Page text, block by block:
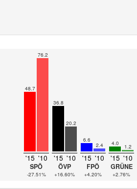
48.7
76.2
'15 '10
SPÖ
-27.51%
36.8
20.2
'15 '10
ÖVP
+16.60%
6.6
2.4
'15 '10
FPÖ
+4.20%
4.0 1.2
'15 '10
GRÜNE
+2.76%